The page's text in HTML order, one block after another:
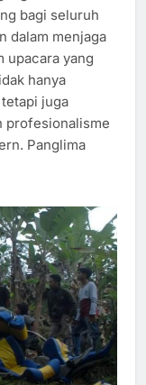
bagi seluruh
dalam menjaga
upacara yang
hanya
juga
profesionalisme
Panglima